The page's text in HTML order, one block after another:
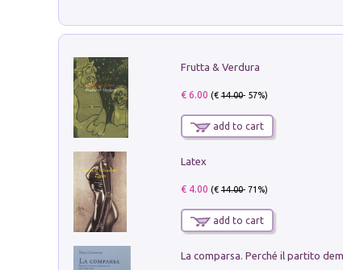
Frutta & Verdura
€ 6.00 (€14.00- 57%)
add to cart
Latex
€ 4.00 (€14.00- 71%)
add to cart